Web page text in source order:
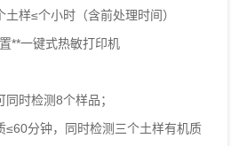
样≤个小时（含前处理时间）
一键式热敏打印机
时检测8个样品；
分钟，同时检测三个土样有机质